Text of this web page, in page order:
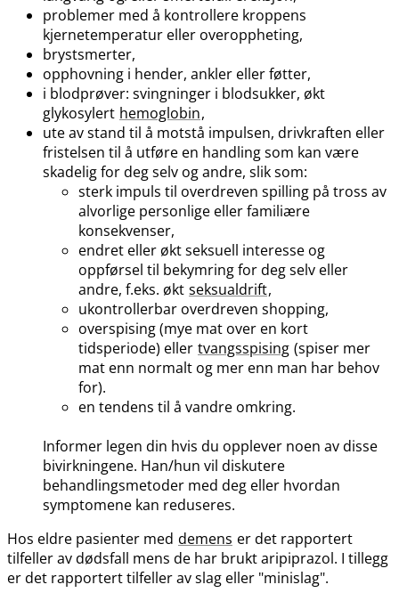
problemer med å kontrollere kroppens
kjernetemperatur eller overoppheting,
brystsmerter,
opphovning i hender, ankler eller føtter,
i blodprøver: svingninger i blodsukker, økt
glykosylert hemoglobin,
ute av stand til å motstå impulsen, drivkraften eller
fristelsen til å utføre en handling som kan være
skadelig for deg selv og andre, slik som:
sterk impuls til overdreven spilling på tross av
alvorlige personlige eller familiære
konsekvenser,
endret eller økt seksuell interesse og
oppførsel til bekymring for deg selv eller
andre, f.eks. økt seksualdrift,
ukontrollerbar overdreven shopping,
overspising (mye mat over en kort
tidsperiode) eller tvangsspising (spiser mer
mat enn normalt og mer enn man har behov
for).
en tendens til å vandre omkring.
Informer legen din hvis du opplever noen av disse
bivirkningene. Han​/​hun vil diskutere
behandlingsmetoder med deg eller hvordan
symptomene kan reduseres.
Hos eldre pasienter med demens er det rapportert
tilfeller av dødsfall mens de har brukt aripiprazol. I tillegg
er det rapportert tilfeller av slag eller "minislag".